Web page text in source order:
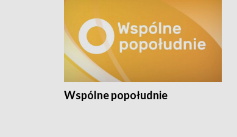
Wspólne popołudnie